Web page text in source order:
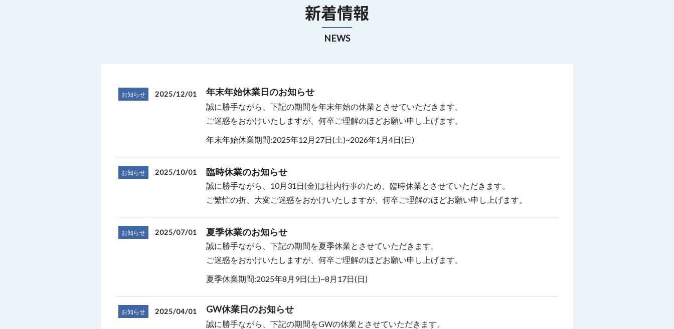
新着情報
NEWS
お知らせ 2025/12/01 年末年始休業日のお知らせ
誠に勝手ながら、下記の期間を年末年始の休業とさせていただきます。
ご迷惑をおかけいたしますが、何卒ご理解のほどお願い申し上げます。
年末年始休業期間:2025年12月27日(土)~2026年1月4日(日)
お知らせ 2025/10/01 臨時休業のお知らせ
誠に勝手ながら、10月31日(金)は社内行事のため、臨時休業とさせていただきます。
ご繁忙の折、大変ご迷惑をおかけいたしますが、何卒ご理解のほどお願い申し上げます。
お知らせ 2025/07/01 夏季休業のお知らせ
誠に勝手ながら、下記の期間を夏季休業とさせていただきます。
ご迷惑をおかけいたしますが、何卒ご理解のほどお願い申し上げます。
夏季休業期間:2025年8月9日(土)~8月17日(日)
お知らせ 2025/04/01 GW休業日のお知らせ
誠に勝手ながら、下記の期間をGWの休業とさせていただきます。